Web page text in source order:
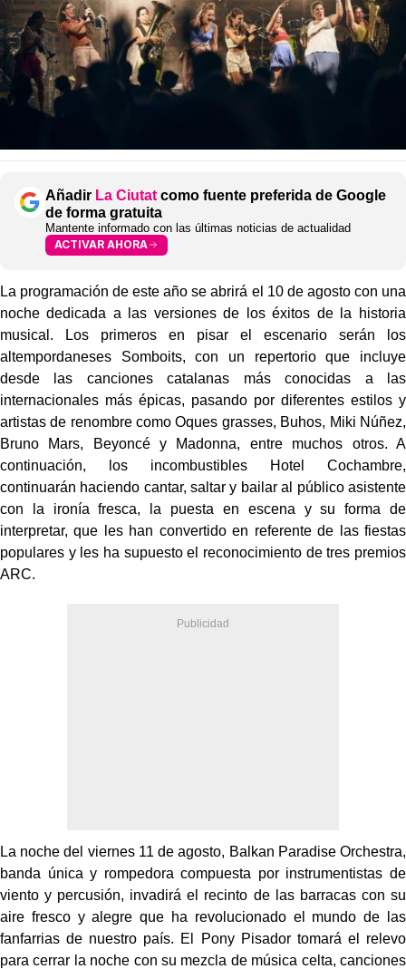
Añadir La Ciutat como fuente preferida de Google
de forma gratuita
Mantente informado con las últimas noticias de actualidad
ACTIVAR AHORA
La programación de este año se abrirá el 10 de agosto con una
noche dedicada a las versiones de los éxitos de la historia
musical. Los primeros en pisar el escenario serán los
altempordaneses Somboits, con un repertorio que incluye
desde las canciones catalanas más conocidas a las
internacionales más épicas, pasando por diferentes estilos y
artistas de renombre como Oques grasses, Buhos, Miki Núñez,
Bruno Mars, Beyoncé y Madonna, entre muchos otros. A
continuación, los incombustibles Hotel Cochambre,
continuarán haciendo cantar, saltar y bailar al público asistente
con la ironía fresca, la puesta en escena y su forma de
interpretar, que les han convertido en referente de las fiestas
populares y les ha supuesto el reconocimiento de tres premios
ARC.
La noche del viernes 11 de agosto, Balkan Paradise Orchestra,
banda única y rompedora compuesta por instrumentistas de
viento y percusión, invadirá el recinto de las barracas con su
aire fresco y alegre que ha revolucionado el mundo de las
fanfarrias de nuestro país. El Pony Pisador tomará el relevo
para cerrar la noche con su mezcla de música celta, canciones